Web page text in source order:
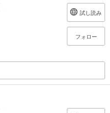
試し読み
フォロー